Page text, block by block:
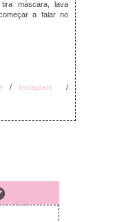
máscara, lava
a falar no
/ Instagram
/
junho 24, 2020